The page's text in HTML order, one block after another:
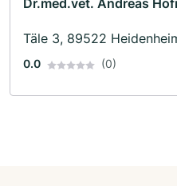
Dr.med.vet. Andreas
Täle 3, 89522
0.0 (0)